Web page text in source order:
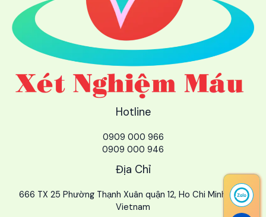
Hotline
0909 000 966
0909 000 946
Địa Chỉ
666 TX 25 Phường Thạnh Xuân quận 12, Ho Chi Minh City,
Vietnam